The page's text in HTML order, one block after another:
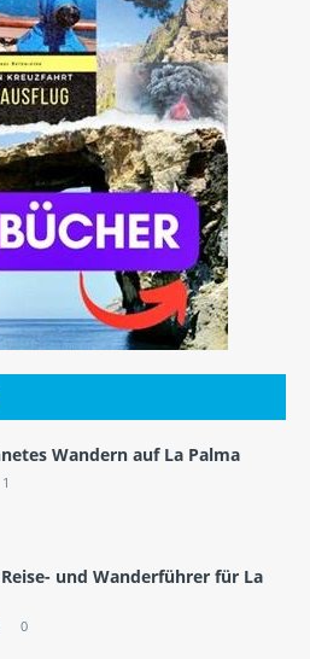
Wandern auf La Palma
1
und Wanderführer für La
0